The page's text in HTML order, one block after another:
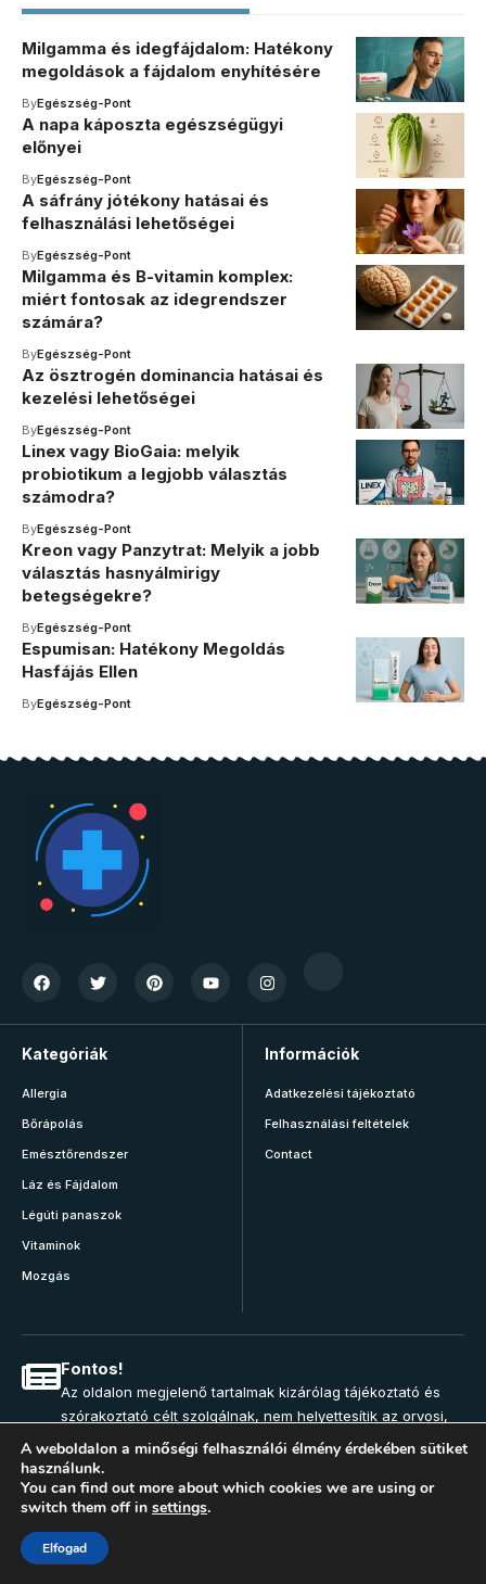
Milgamma és idegfájdalom: Hatékony
megoldások a fájdalom enyhítésére
ByEgészség-Pont
A napa káposzta egészségügyi
előnyei
ByEgészség-Pont
A sáfrány jótékony hatásai és
felhasználási lehetőségei
ByEgészség-Pont
Milgamma és B-vitamin komplex:
miért fontosak az idegrendszer
számára?
ByEgészség-Pont
Az ösztrogén dominancia hatásai és
kezelési lehetőségei
ByEgészség-Pont
Linex vagy BioGaia: melyik
probiotikum a legjobb választás
számodra?
ByEgészség-Pont
Kreon vagy Panzytrat: Melyik a jobb
választás hasnyálmirigy
betegségekre?
ByEgészség-Pont
Espumisan: Hatékony Megoldás
Hasfájás Ellen
ByEgészség-Pont
Kategóriák
Allergia
Bőrápolás
Emésztőrendszer
Láz és Fájdalom
Légúti panaszok
Vitaminok
Mozgás
Információk
Adatkezelési tájékoztató
Felhasználási feltételek
Contact
Fontos!
Az oldalon megjelenő tartalmak kizárólag tájékoztató és
szórakoztató célt szolgálnak, nem helyettesítik az orvosi,
állatorvosi, gyógyszerészi vagy más egészségügyi
szakember tanácsát. Az oldal szerkesztésében nem
vesznek részt egészségügyi szakemberek. Bármilyen
panasz, tünet vagy egészségügyi vészhelyzet esetén hívja
az elsősegély szolgálatot, vagy mielőbb keresse fel
háziorvosát, illetve az ügyeletes rendelést! Az oldal
A weboldalon a minőségi felhasználói élmény érdekében sütiket
használunk.
You can find out more about which cookies we are using or
switch them off in settings.
Elfogad